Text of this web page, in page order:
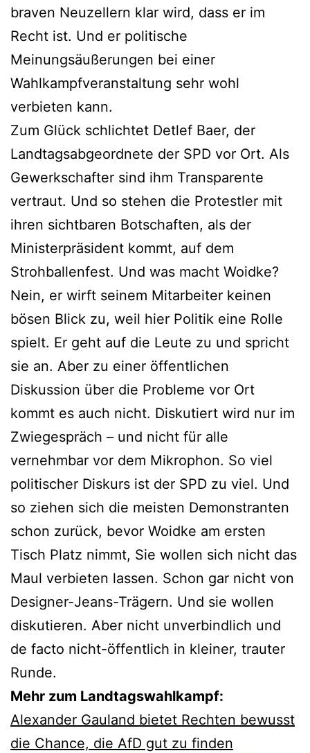
braven Neuzellern klar wird, dass er im
Recht ist. Und er politische
Meinungsäußerungen bei einer
Wahlkampfveranstaltung sehr wohl
verbieten kann.
Zum Glück schlichtet Detlef Baer, der
Landtagsabgeordnete der SPD vor Ort. Als
Gewerkschafter sind ihm Transparente
vertraut. Und so stehen die Protestler mit
ihren sichtbaren Botschaften, als der
Ministerpräsident kommt, auf dem
Strohballenfest. Und was macht Woidke?
Nein, er wirft seinem Mitarbeiter keinen
bösen Blick zu, weil hier Politik eine Rolle
spielt. Er geht auf die Leute zu und spricht
sie an. Aber zu einer öffentlichen
Diskussion über die Probleme vor Ort
kommt es auch nicht. Diskutiert wird nur im
Zwiegespräch – und nicht für alle
vernehmbar vor dem Mikrophon. So viel
politischer Diskurs ist der SPD zu viel. Und
so ziehen sich die meisten Demonstranten
schon zurück, bevor Woidke am ersten
Tisch Platz nimmt, Sie wollen sich nicht das
Maul verbieten lassen. Schon gar nicht von
Designer-Jeans-Trägern. Und sie wollen
diskutieren. Aber nicht unverbindlich und
de facto nicht-öffentlich in kleiner, trauter
Runde.
Mehr zum Landtagswahlkampf:
Alexander Gauland bietet Rechten bewusst
die Chance, die AfD gut zu finden